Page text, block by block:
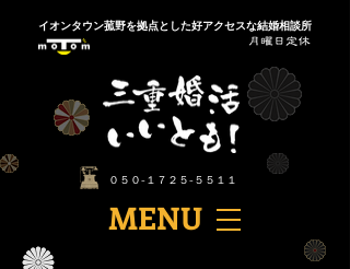
​イオンタウン菰野を拠点とした好アクセスな結婚相談所
​MENU
​０５０-１７２５-５５１１